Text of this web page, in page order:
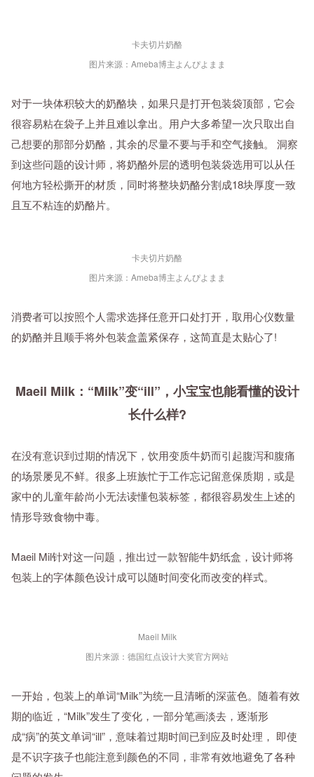
卡夫切片奶酪
图片来源：Ameba博主よんぴよまま
对于一块体积较大的奶酪块，如果只是打开包装袋顶部，它会
很容易粘在袋子上并且难以拿出。用户大多希望一次只取出自
己想要的那部分奶酪，其余的尽量不要与手和空气接触。 洞察
到这些问题的设计师，将奶酪外层的透明包装袋选用可以从任
何地方轻松撕开的材质，同时将整块奶酪分割成18块厚度一致
且互不粘连的奶酪片。
卡夫切片奶酪
图片来源：Ameba博主よんぴよまま
消费者可以按照个人需求选择任意开口处打开，取用心仪数量
的奶酪并且顺手将外包装盒盖紧保存，这简直是太贴心了!
Maeil Milk：“Milk”变“ill”，小宝宝也能看懂的设计
长什么样?
在没有意识到过期的情况下，饮用变质牛奶而引起腹泻和腹痛
的场景屡见不鲜。很多上班族忙于工作忘记留意保质期，或是
家中的儿童年龄尚小无法读懂包装标签，都很容易发生上述的
情形导致食物中毒。
Maeil Mil针对这一问题，推出过一款智能牛奶纸盒，设计师将
包装上的字体颜色设计成可以随时间变化而改变的样式。
Maeil Milk
图片来源：德国红点设计大奖官方网站
一开始，包装上的单词“Milk”为统一且清晰的深蓝色。随着有效
期的临近，“Milk”发生了变化，一部分笔画淡去，逐渐形
成“病”的英文单词“ill”，意味着过期时间已到应及时处理， 即使
是不识字孩子也能注意到颜色的不同，非常有效地避免了各种